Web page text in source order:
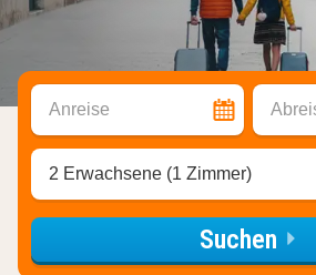
Anreise
2 Erwachsene (1 Zimmer)
Suchen